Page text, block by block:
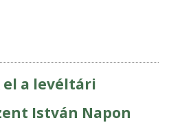
a levéltári
István Napon